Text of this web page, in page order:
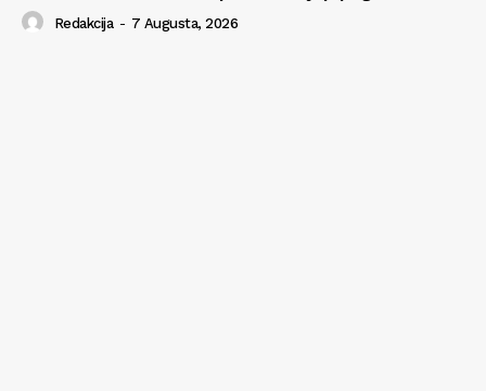
Redakcija - 7 Augusta, 2026